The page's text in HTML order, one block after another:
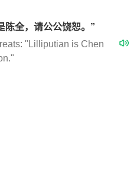
陈全，请公公饶恕。”
"Lilliputian is Chen